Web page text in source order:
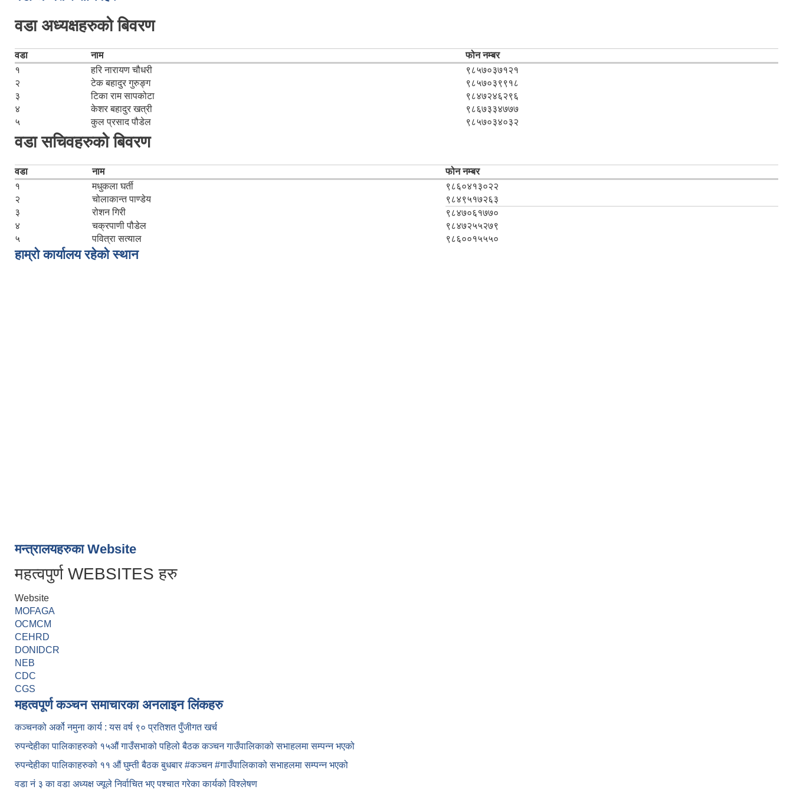
वडा अध्यक्षहरुको बिवरण
वडा नाम
फोन नम्बर
१
हरि नारायण चौधरी
९८५७०३७१२१
२
टेक बहादुर गुरुङ्ग
९८५७०३९९१८
३
टिका राम सापकोटा
९८४७२४६२९६
४
केशर बहादुर खत्री
९८६७३३४७७७
५
कुल प्रसाद पौडेल ९८५७०३४०३२
वडा सचिवहरुको बिवरण
वडा नाम
फोन नम्बर
१
मधुकला घर्ती
९८६०४१३०२२
२
चोलाकान्त पाण्डेय
९८४९५१७२६३
३
रोशन गिरी
९८४७०६१७७०
४
चक्रपाणी पौडेल
९८४७२५५२७९
५
पवित्रा सत्याल ९८६००१५५५०
हाम्रो कार्यालय रहेको स्थान
मन्त्रालयहरुका Website
महत्वपुर्ण WEBSITES हरु
Website
MOFAGA
OCMCM
CEHRD
DONIDCR
NEB
CDC
CGS
महत्वपूर्ण कञ्चन समाचारका अनलाइन लिंकहरु
कञ्चनको अर्को नमुना कार्य : यस वर्ष ९० प्रतिशत पुँजीगत खर्च
रुपन्देहीका पालिकाहरुको १५औं गाउँसभाको पहिलो बैठक कञ्चन गाउँपालिकाको सभाहलमा सम्पन्न भएको
रुपन्देहीका पालिकाहरुको ११ औं घुम्ती बैठक बुधबार #कञ्चन #गाउँपालिकाको सभाहलमा सम्पन्न भएको
वडा नं ३ का वडा अध्यक्ष ज्यूले निर्वाचित भए पश्चात गरेका कार्यको विश्लेषण